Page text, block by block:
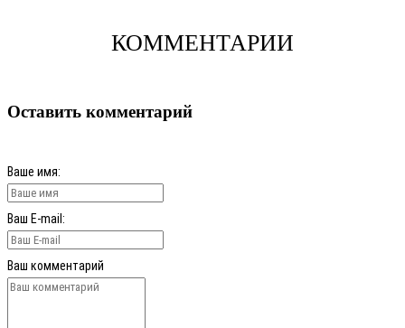
КОММЕНТАРИИ
Оставить комментарий
Ваше имя:
Ваш E-mail:
Ваш комментарий